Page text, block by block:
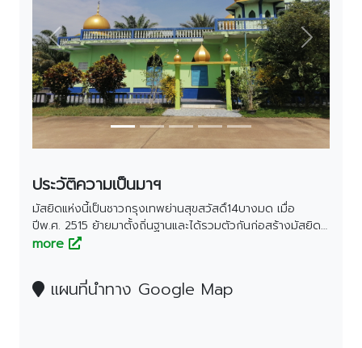
Previous Next
ประวัติความเป็นมาฯ
มัสยิดแห่งนี้เป็นชาวกรุงเทพย่านสุขสวัสดิ์14บางมด เมื่อ
ปีพ.ศ. 2515 ย้ายมาตั้งถิ่นฐานและได้รวมตัวกันก่อสร้างมัสยิด
เริ่มจากบาแลเล็กๆ และต่อมาได้ขยายเป็นอาคารคอนกรีตเมื่อ
ที่ดินคือ นายหมัด ติ๊นา เนื้อที่ 4ไร่ และต่อมาซื้อเพิ่ม
อีก 3 ไร่ 2 งาน รวมเป็นเนื้อที่ 7 ไร่ 2 งาน อีหม่ามคนแรก
more
แผนที่นำทาง Google Map